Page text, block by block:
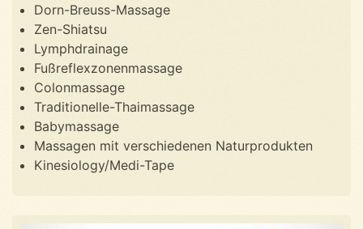
Dorn-Breuss-Massage
Zen-Shiatsu
Lymphdrainage
Fußreflexzonenmassage
Colonmassage
Traditionelle-Thaimassage
Babymassage
Massagen mit verschiedenen Naturprodukten
Kinesiology/Medi-Tape